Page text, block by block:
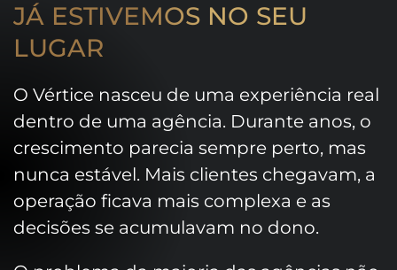
JÁ ESTIVEMOS NO SEU
LUGAR
O Vértice nasceu de uma experiência real
dentro de uma agência. Durante anos, o
crescimento parecia sempre perto, mas
nunca estável. Mais clientes chegavam, a
operação ficava mais complexa e as
decisões se acumulavam no dono.